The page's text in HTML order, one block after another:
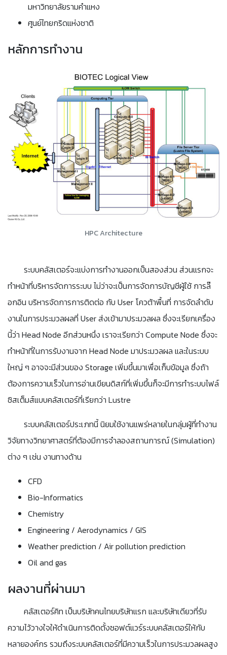
มหาวิทยาลัยรามคำแหง
ศูนย์ไทยกริดแห่งชาติ
หลักการทำงาน
HPC Architecture
ระบบคลัสเตอร์จะแบ่งการทำงานออกเป็นสองส่วน ส่วนแรกจะ
ทำหน้าที่บริหารจัดการระบบ ไม่ว่าจะเป็นการจัดการบัญชีผู้ใช้ การล๊
อกอิน บริหารจัดการการติดต่อ กับ User โควต้าพื้นที่ การจัดลำดับ
งานในการประมวลผลที่ User ส่งเข้ามาประมวลผล ซึ่งจะเรียกเครื่อง
นี้ว่า Head Node อีกส่วนหนึ่ง เราจะเรียกว่า Compute Node ซึ่งจะ
ทำหน้าที่ในการรับงานจาก Head Node มาประมวลผล และในระบบ
ใหญ่ ๆ อาจจะมีส่วนของ Storage เพิ่มขึ้นมาเพื่อเก็บข้อมูล ซึ่งถ้า
ต้องการความเร็วในการอ่านเขียนดิสก์ที่เพิ่มขึ้นก็จะมีการทำระบบไฟล์
ซิสเต็มส์แบบคลัสเตอร์ที่เรียกว่า Lustre
ระบบคลัสเตอร์ประเภทนี้ นิยมใช้งานแพร่หลายในกลุ่มผู้ที่ทำงาน
วิจัยทางวิทยาศาสตร์ที่ต้องมีการจำลองสถานการณ์ (Simulation)
ต่าง ๆ เช่น งานทางด้าน
CFD
Bio-Informatics
Chemistry
Engineering / Aerodynamics / GIS
Weather prediction / Air pollution prediction
Oil and gas
ผลงานที่ผ่านมา
คลัสเตอร์คิท เป็นบริษัทคนไทยบริษัทแรก และบริษัทเดียวที่รับ
ความไว้วางใจให้ดำเนินการติดตั้งซอฟต์แวร์ระบบคลัสเตอร์ให้กับ
หลายองค์กร รวมถึงระบบคลัสเตอร์ที่มีความเร็วในการประมวลผลสูง